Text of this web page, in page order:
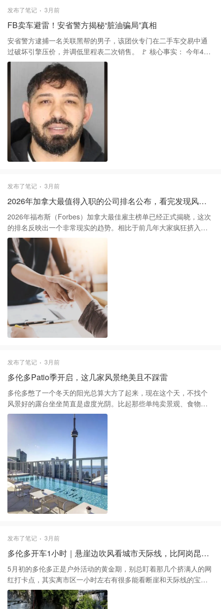
频发，请住在附近的朋友务必检查安防系统，锁好门窗！
发布了笔记 3月前
FB卖车避雷！安省警方揭秘“脏油骗局”真相
安省警方逮捕一名关联黑帮的男子，该团伙专门在二手车交易中通
过破坏引擎压价，并调低里程表二次销售。 🚩 核心事实： 今年4月
27日，一名卖家在 Facebook Marketplace 售车时，在安大略省阿
克斯布里奇（Uxbridge）遭遇了精心设计的“脏油骗局（Dirty Oil
Scam）”。 杜兰区警方随后逮捕了38岁的罗马尼亚籍男子莫格斯·康
斯坦丁（Mogos Constantin）。经查，此人与加州罗马尼亚有组织
犯罪集团有关，且身负美国多项通缉令。 ⚠️ 骗术拆解：三步套路 1️⃣
声东击西：一名嫌疑人负责分散卖家注意力。 2️⃣ 暗中破坏：另一人
趁机将机油泼洒在发动机上。 3️⃣ 恐吓压价：嫌疑人指着油迹谎称
“引擎爆缸、严重漏油”，迫使惊慌的卖家以远低于市场的价格成交。
😱 令人发指：转头调表翻倍卖 该骗局最嚣张之处在于：得手仅5天
后，嫌疑人便将该车重新挂牌出售。警方发现，车辆价格不仅恢复
斯坦丁（化名 Catalin Ionascu）目前面临以下多项控罪（尚未经法
庭审理）： ▪️ 诈骗金额超过 $5,000 ▪️ 刑事损害（Mischief） ▪️ 占有
及倒卖超过 $5,000 的犯罪所得财物 ▪️ 篡改汽车里程表及非法使用车
牌 此人也是美国圣何塞警察局（SJPD）的通缉犯，曾涉及至少25
起与罗马尼亚黑帮相关的刑事案件。 💡提醒：二手交易需警惕！试
车时务必确保车辆在视线内，尽量选择在警察局“安全交易区”会面。
转发提醒身边想卖车的朋友！
发布了笔记 3月前
2026年加拿大最值得入职的公司排名公布，看完发现风向彻底变了 💼
2026年福布斯（Forbes）加拿大最佳雇主榜单已经正式揭晓，这次
的排名反映出一个非常现实的趋势。相比于前几年大家疯狂挤入高
薪大厂，现在的就业市场明显向“稳定性”和“社会责任感”倾斜，教育
机构、政府部门和公共事业机构在今年霸占了前排位置。 排在第一
名的是拉瓦尔大学（Université Laval），随后是McMillan律师事务
所和舍布鲁克大学。说实话，魁北克省的机构在这次评选中表现得
异常强硬，前五名里竟然占据了四席。排名前十的还有BC Hydro、
加拿大央行和加拿大血液服务中心。这说明在经历了前两年的裁员
波动后，职场人开始重新评估那些福利体系成熟、工作生活平衡感
更强的单位。 对于科技从业者来说，虽然大厂不再垄断前三，但
Shopify、微软和谷歌依然稳居前三十名。不过，现在的入职门槛明
显变高了，雇主更看重应聘者对AI工具的实操能力。根据市场调
的不再仅仅是基础薪水，而是公司能否提供混合办公的灵活度、心
理健康津贴以及完善的职业进阶培训。 如果你近期有换工作的打
算，建议多留意那些排名跃升较快的能源和医疗领域公司。2026年
的职场竞争虽然依然激烈，但只要找准那些真正愿意在员工成长和
福利上投入的雇主，未来的职业安全感会高很多。
发布了笔记 3月前
多伦多Patio季开启，这几家风景绝美且不踩雷
多伦多憋了一个冬天的阳光总算大方了起来，现在这个天，不找个
风景好的露台坐坐简直是虚度光阴。比起那些单纯卖景观、食物却
像预制菜的“网红陷阱”，我更推荐几家真正能兼顾视野和出品的地
高度让你几乎是平视CN Tower，加州海岸风的装修在阳光下特别出
片。不过说实话，它家高层风很大，即便白天阳光充足，坐久了还
是会冷，去之前最好带件薄外套。它家的早午餐（Brunch）位子很
难抢，如果只是想看日落，下午三四点去点杯鸡尾酒性价比更高。
2️⃣ 如果你更追求精致感和文化底蕴，Park Hyatt的Writers Room是
首选。这里对着ROM的“水晶体”和Bloor St的繁华，视野非常有层次
感。最近它们家新出的下午茶体验不错，咸点里的烟熏三文鱼泡芙
和和牛卷都很扎实，不像很多酒店下午茶只有甜腻。这里氛围相对
市完整天际线的话，还是得去东区的The Broadview Hotel。这里的
Rooftop视角极其开阔，能把Don River和整个金融区的轮廓尽收眼
底。相比市中心的拥挤，这里的氛围更chill一些。现在的温度傍晚最
舒服，不过它家露台位置基本靠抢，且周末晚上有DJ会比较吵，建
议避开派对高峰时段。 最后多说一句，多伦多5月初的温差真的很
迷，哪怕下午晒得发烫，太阳一落山体感温度会骤降。出门前记得
查好OpenTable的预订状态，热门露台现在基本都要提前一周锁位
发布了笔记 3月前
多伦多开车1小时｜悬崖边吹风看城市天际线，比阿岗昆还近
5月初的多伦多正是户外活动的黄金期，别总盯着那几个挤满人的网
红打卡点，其实离市区一小时左右有很多能看断崖和天际线的宝藏
路线。这个季节的气温正好，只要避开周末的高峰时段，在大自然
里走上两个小时真的非常解压。 很多人去Rattlesnake Point，但我